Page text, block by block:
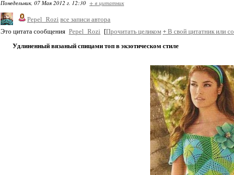
Понедельник, 07 Мая 2012 г. 12:30 + в цитатник
Pepel_Rozi все записи автора
Это цитата сообщения Pepel_Rozi [Прочитать целиком + В свой цитатник или
Удлиненный вязаный спицами топ в экзотическом стиле